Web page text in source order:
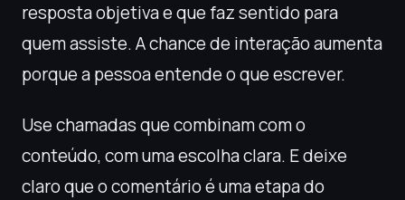
resposta objetiva e que faz sentido para
quem assiste. A chance de interação aumenta
porque a pessoa entende o que escrever.
Use chamadas que combinam com o
conteúdo, com uma escolha clara. E deixe
claro que o comentário é uma etapa do